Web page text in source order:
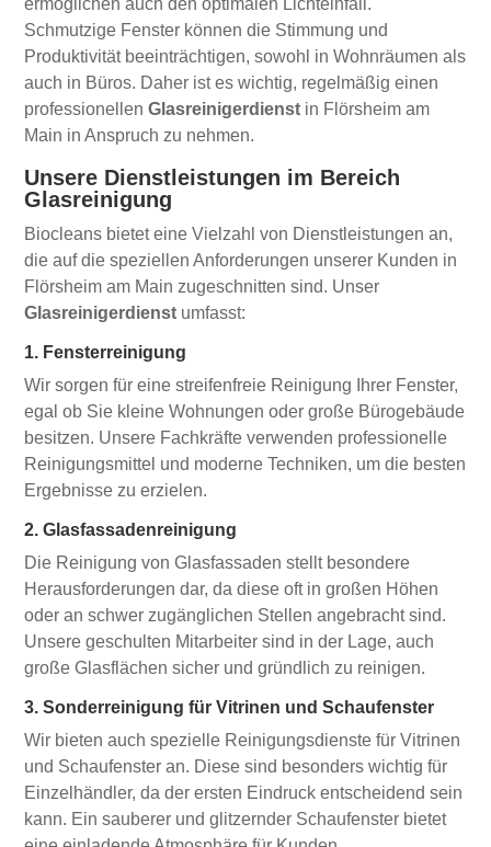
Schmutzige Fenster können die Stimmung und
Produktivität beeinträchtigen, sowohl in Wohnräumen als
auch in Büros. Daher ist es wichtig, regelmäßig einen
professionellenGlasreinigerdienst in Flörsheim am
Main in Anspruch zu nehmen.
Unsere Dienstleistungen im Bereich
Glasreinigung
Biocleans bietet eine Vielzahl von Dienstleistungen an,
die auf die speziellen Anforderungen unserer Kunden in
Flörsheim am Main zugeschnitten sind. Unser
Glasreinigerdienst umfasst:
1. Fensterreinigung
Wir sorgen für eine streifenfreie Reinigung Ihrer Fenster,
egal ob Sie kleine Wohnungen oder große Bürogebäude
besitzen. Unsere Fachkräfte verwenden professionelle
Reinigungsmittel und moderne Techniken, um die besten
Ergebnisse zu erzielen.
2. Glasfassadenreinigung
Die Reinigung von Glasfassaden stellt besondere
Herausforderungen dar, da diese oft in großen Höhen
oder an schwer zugänglichen Stellen angebracht sind.
Unsere geschulten Mitarbeiter sind in der Lage, auch
große Glasflächen sicher und gründlich zu reinigen.
3. Sonderreinigung für Vitrinen und Schaufenster
Wir bieten auch spezielle Reinigungsdienste für Vitrinen
und Schaufenster an. Diese sind besonders wichtig für
Einzelhändler, da der ersten Eindruck entscheidend sein
kann. Ein sauberer und glitzernder Schaufenster bietet